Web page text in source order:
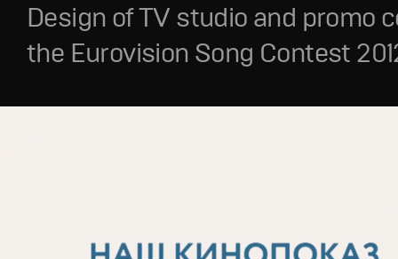
Design of TV studio and promo
the Eurovision Song Contest